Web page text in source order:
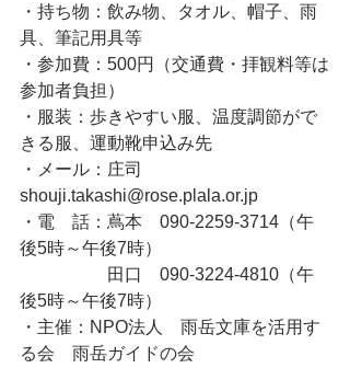
・持ち物：飲み物、タオル、帽子、雨
具、筆記用具等
・参加費：500円（交通費・拝観料等は
参加者負担）
・服装：歩きやすい服、温度調節がで
きる服、運動靴申込み先
・メール：庄司
shouji.takashi@rose.plala.or.jp
・電　話：蔦本　090-2259-3714（午
後5時～午後7時）
田口　090-3224-4810（午
後5時～午後7時）
・主催：NPO法人　雨岳文庫を活用す
る会　雨岳ガイドの会